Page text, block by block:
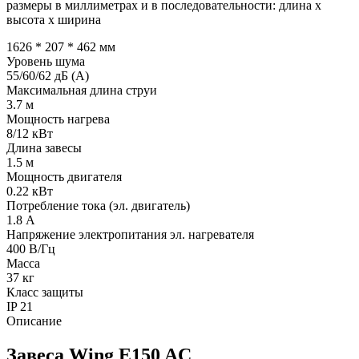
размеры в миллиметрах и в последовательности: длина х
высота х ширина
1626 * 207 * 462 мм
Уровень шума
55/60/62 дБ (А)
Максимальная длина струи
3.7 м
Мощность нагрева
8/12 кВт
Длина завесы
1.5 м
Мощность двигателя
0.22 кВт
Потребление тока (эл. двигатель)
1.8 А
Напряжение электропитания эл. нагревателя
400 В/Гц
Масса
37 кг
Класс защиты
IP21
Описание